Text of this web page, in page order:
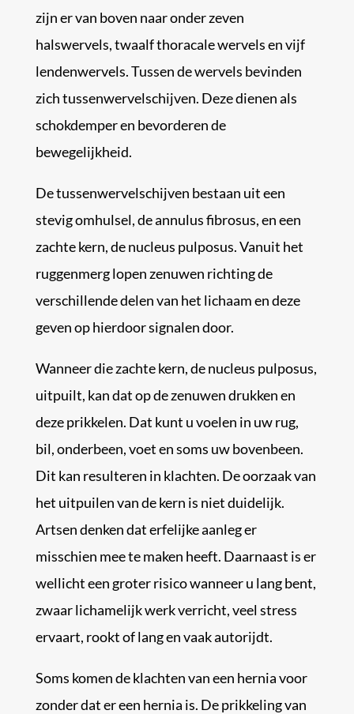
zijn er van boven naar onder zeven
halswervels, twaalf thoracale wervels en vijf
lendenwervels. Tussen de wervels bevinden
zich tussenwervelschijven. Deze dienen als
schokdemper en bevorderen de
bewegelijkheid.
De tussenwervelschijven bestaan uit een
stevig omhulsel, de annulus fibrosus, en een
zachte kern, de nucleus pulposus. Vanuit het
ruggenmerg lopen zenuwen richting de
verschillende delen van het lichaam en deze
geven op hierdoor signalen door.
Wanneer die zachte kern, de nucleus pulposus,
uitpuilt, kan dat op de zenuwen drukken en
deze prikkelen. Dat kunt u voelen in uw rug,
bil, onderbeen, voet en soms uw bovenbeen.
Dit kan resulteren in klachten. De oorzaak van
het uitpuilen van de kern is niet duidelijk.
Artsen denken dat erfelijke aanleg er
misschien mee te maken heeft. Daarnaast is er
wellicht een groter risico wanneer u lang bent,
zwaar lichamelijk werk verricht, veel stress
ervaart, rookt of lang en vaak autorijdt.
Soms komen de klachten van een hernia voor
zonder dat er een hernia is. De prikkeling van